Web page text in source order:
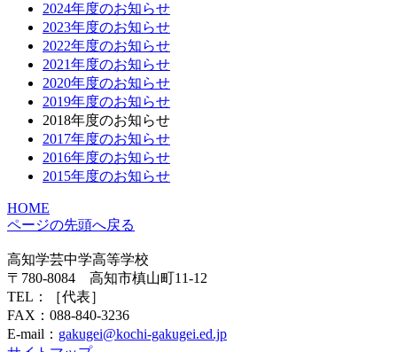
2024年度のお知らせ
2023年度のお知らせ
2022年度のお知らせ
2021年度のお知らせ
2020年度のお知らせ
2019年度のお知らせ
2018年度のお知らせ
2017年度のお知らせ
2016年度のお知らせ
2015年度のお知らせ
HOME
ページの先頭へ戻る
高知学芸中学高等学校
〒780-8084 高知市槙山町11-12
TEL：
［代表］
FAX：088-840-3236
E-mail： gakugei@kochi-gakugei.ed.jp